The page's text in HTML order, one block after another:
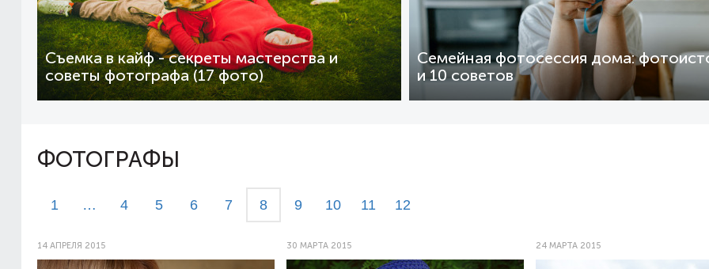
Съемка в кайф - секреты мастерства и
советы фотографа (17 фото)
Семейная фотосессия дома:
и 10 советов
ФОТОГРАФЫ
1 … 4 5 6 7 8 9 10 11 12
14 АПРЕЛЯ 2015 30 МАРТА 2015 24 МАРТА 2015